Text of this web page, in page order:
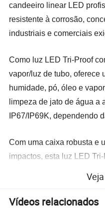
candeeiro linear LED
resistente à corrosão,
industriais e comerciais
Como luz LED Tri-Proof
vapor/luz de tubo, oferece
humidade, pó, óleo e
limpeza de jato de água a
IP67/IP69K, dependendo
Com uma caixa robusta e
impactos, esta luz LED
fábricas, armazéns,
outras aplicações
Vídeos relacionados